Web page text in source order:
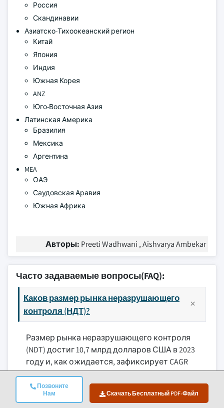
Позвоните
Нам
Скачать Бесплатный PDF-Файл
Россия
Скандинавии
Азиатско-Тихоокеанский регион
Китай
Япония
Индия
Южная Корея
ANZ
Юго-Восточная Азия
Латинская Америка
Бразилия
Мексика
Аргентина
MEA
ОАЭ
Саудовская Аравия
Южная Африка
Авторы: Preeti Wadhwani , Aishvarya Ambekar
Часто задаваемые вопросы(FAQ):
Каков размер рынка неразрушающего
контроля (НДТ)?
Размер рынка неразрушающего контроля
(NDT) достиг 10,7 млрд долларов США в 2023
году и, как ожидается, зафиксирует CAGR
более 10,8% в период с 2024 по 2032 год, что
обусловлено расширением городских
районов и акцентом на поддержание